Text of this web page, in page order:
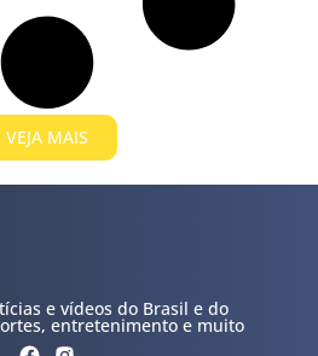
VEJA MAIS
e vídeos do Brasil e do
entretenimento e muito